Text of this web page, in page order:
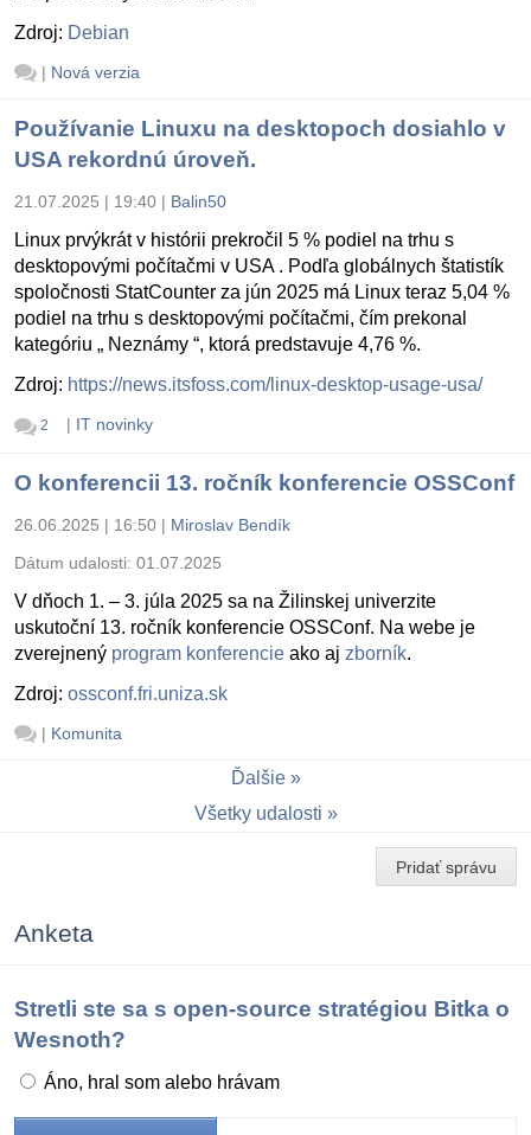
Zdroj: Debian
| Nová verzia
Používanie Linuxu na desktopoch dosiahlo v
USA rekordnú úroveň.
21.07.2025 | 19:40 | Balin50
Linux prvýkrát v histórii prekročil 5 % podiel na trhu s
desktopovými počítačmi v USA . Podľa globálnych štatistík
spoločnosti StatCounter za jún 2025 má Linux teraz 5,04 %
podiel na trhu s desktopovými počítačmi, čím prekonal
kategóriu „ Neznámy “, ktorá predstavuje 4,76 %.
Zdroj: https://news.itsfoss.com/linux-desktop-usage-usa/
2 | IT novinky
O konferencii 13. ročník konferencie OSSConf
26.06.2025 | 16:50 | Miroslav Bendík
Dátum udalosti: 01.07.2025
V dňoch 1. – 3. júla 2025 sa na Žilinskej univerzite
uskutoční 13. ročník konferencie OSSConf. Na webe je
zverejnený program konferencie ako aj zborník.
Zdroj: ossconf.fri.uniza.sk
| Komunita
Ďalšie
Všetky udalosti
Pridať správu
Anketa
Stretli ste sa s open-source stratégiou Bitka o
Wesnoth?
Áno, hral som alebo hrávam